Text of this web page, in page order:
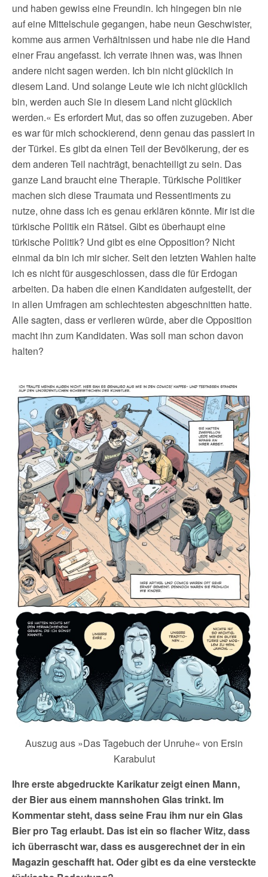
und haben gewiss eine Freundin. Ich hingegen bin nie
auf eine Mittelschule gegangen, habe neun Geschwister,
komme aus armen Verhältnissen und habe nie die Hand
einer Frau angefasst. Ich verrate ihnen was, was Ihnen
andere nicht sagen werden. Ich bin nicht glücklich in
diesem Land. Und solange Leute wie ich nicht glücklich
bin, werden auch Sie in diesem Land nicht glücklich
werden.« Es erfordert Mut, das so offen zuzugeben. Aber
es war für mich schockierend, denn genau das passiert in
der Türkei. Es gibt da einen Teil der Bevölkerung, der es
dem anderen Teil nachträgt, benachteiligt zu sein. Das
ganze Land braucht eine Therapie. Türkische Politiker
machen sich diese Traumata und Ressentiments zu
nutze, ohne dass ich es genau erklären könnte. Mir ist die
türkische Politik ein Rätsel. Gibt es überhaupt eine
türkische Politik? Und gibt es eine Opposition? Nicht
einmal da bin ich mir sicher. Seit den letzten Wahlen halte
ich es nicht für ausgeschlossen, dass die für Erdogan
arbeiten. Da haben die einen Kandidaten aufgestellt, der
in allen Umfragen am schlechtesten abgeschnitten hatte.
Alle sagten, dass er verlieren würde, aber die Opposition
macht ihn zum Kandidaten. Was soll man schon davon
halten?
Auszug aus »Das Tagebuch der Unruhe« von Ersin
Karabulut
Ihre erste abgedruckte Karikatur zeigt einen Mann,
der Bier aus einem mannshohen Glas trinkt. Im
Kommentar steht, dass seine Frau ihm nur ein Glas
Bier pro Tag erlaubt. Das ist ein so flacher Witz, dass
ich überrascht war, dass es ausgerechnet der in ein
Magazin geschafft hat. Oder gibt es da eine versteckte